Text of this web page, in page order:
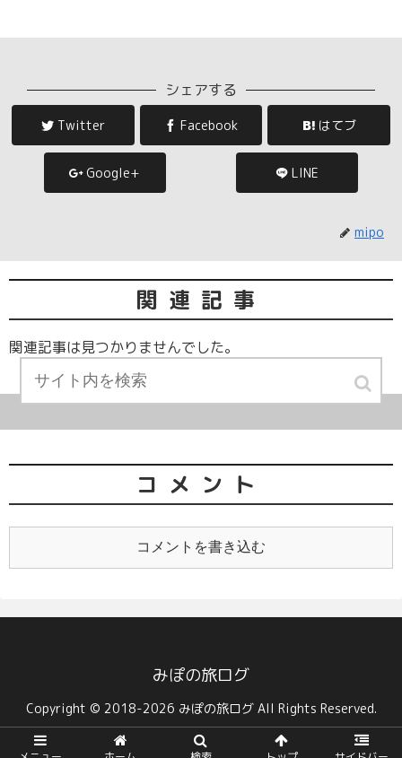
シェアする
Twitter Facebook はてブ
Google+ LINE
mipo
関連記事
関連記事は見つかりませんでした。
コメント
コメントを書き込む
みぽの旅ログ
Copyright © 2018-2026 みぽの旅ログ All Rights Reserved.